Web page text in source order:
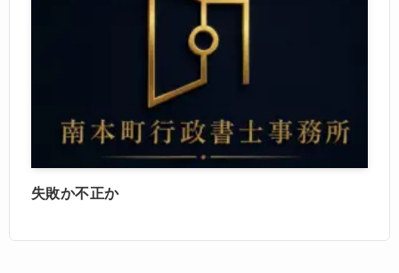
失敗か不正か